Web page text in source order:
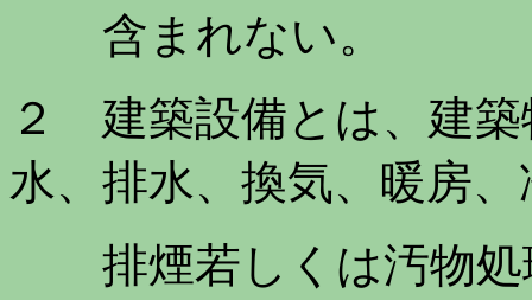
含まれない。
２ 建築設備とは、建
水、排水、換気、暖房
排煙若しくは汚物処